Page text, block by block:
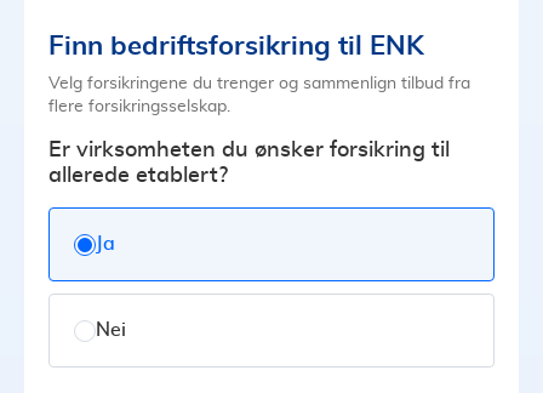
Finn bedriftsforsikring til ENK
Velg forsikringene du trenger og sammenlign tilbud fra
flere forsikringsselskap.
Er virksomheten du ønsker forsikring til
allerede etablert?
Ja
Nei